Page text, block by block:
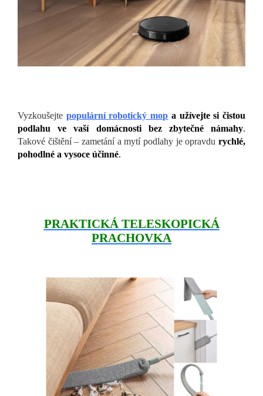
Vyzkoušejte populární robotický mop a užívejte si čistou
podlahu ve vaší domácnosti bez zbytečné námahy.
Takové čištění – zametání a mytí podlahy je opravdu rychlé,
pohodlné a vysoce účinné.
PRAKTICKÁ TELESKOPICKÁ
PRACHOVKA